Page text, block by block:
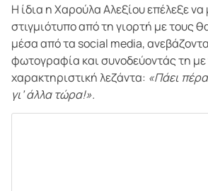
Η ίδια η Χαρούλα Αλεξίου επέλεξε να
στιγμιότυπο από τη γιορτή με τους
μέσα από τα social media,
φωτογραφία και συνοδεύοντάς τη με
χαρακτηριστική λεζάντα: «Πάει
γι’ άλλα τώρα!».